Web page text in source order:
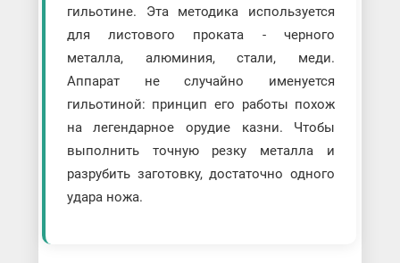
гильотине. Эта методика используется
для листового проката - черного
металла, алюминия, стали, меди.
Аппарат не случайно именуется
гильотиной: принцип его работы похож
на легендарное орудие казни. Чтобы
выполнить точную резку металла и
разрубить заготовку, достаточно одного
удара ножа.